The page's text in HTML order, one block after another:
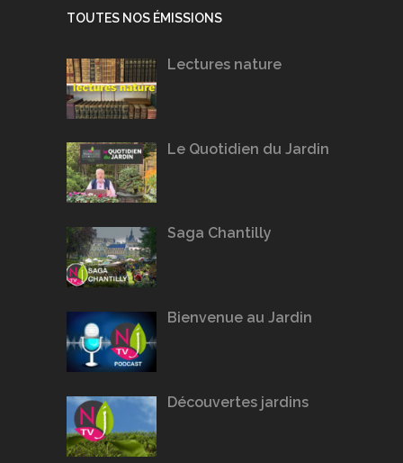
TOUTES NOS ÉMISSIONS
Lectures nature
Le Quotidien du Jardin
Saga Chantilly
Bienvenue au Jardin
Découvertes jardins